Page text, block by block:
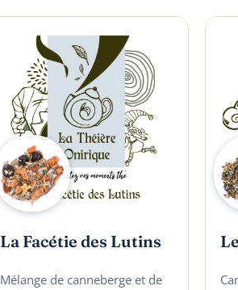
La Facétie des Lutins
Mélange de canneberge et de